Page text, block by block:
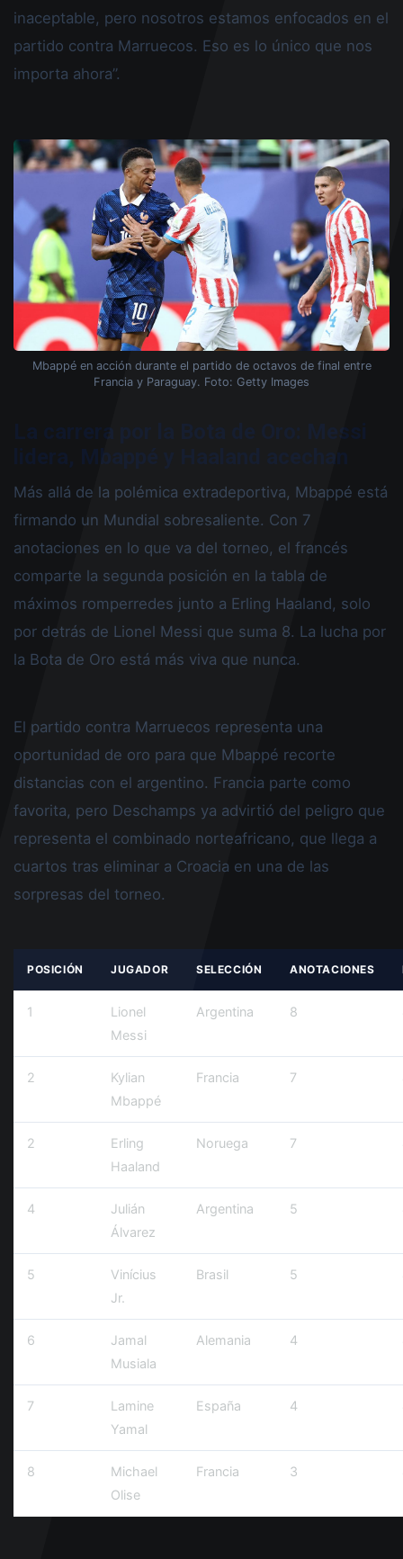
inaceptable, pero nosotros estamos enfocados en el
partido contra Marruecos. Eso es lo único que nos
importa ahora”.
Mbappé en acción durante el partido de octavos de final entre
Francia y Paraguay. Foto: Getty Images
La carrera por la Bota de Oro: Messi
lidera, Mbappé y Haaland acechan
Más allá de la polémica extradeportiva, Mbappé está
firmando un Mundial sobresaliente. Con 7
anotaciones en lo que va del torneo, el francés
comparte la segunda posición en la tabla de
máximos romperredes junto a Erling Haaland, solo
por detrás de Lionel Messi que suma 8. La lucha por
la Bota de Oro está más viva que nunca.
El partido contra Marruecos representa una
oportunidad de oro para que Mbappé recorte
distancias con el argentino. Francia parte como
favorita, pero Deschamps ya advirtió del peligro que
representa el combinado norteafricano, que llega a
cuartos tras eliminar a Croacia en una de las
sorpresas del torneo.
POSICIÓN JUGADOR SELECCIÓN ANOTACIONES
1
Lionel
Messi
Argentina 8
2
Kylian
Mbappé
Francia 7
2
Erling
Haaland
Noruega 7
4
Julián
Álvarez
Argentina 5
5
Vinícius
Jr.
Brasil 5
6
Jamal
Musiala
Alemania 4
7
Lamine
Yamal
España 4
8
Michael
Olise
Francia 3